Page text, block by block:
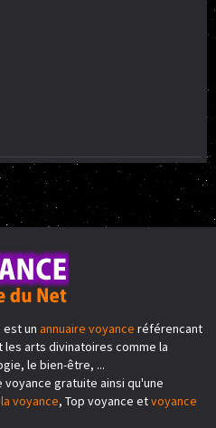
est un annuaire voyance référencant
arts divinatoires comme la
le bien-être, ...
gratuite ainsi qu'une
voyance, Top voyance etvoyance